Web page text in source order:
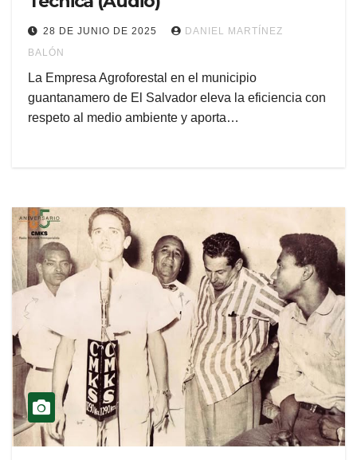
28 DE JUNIO DE 2025
DANIEL MARTÍNEZ
BALÓN
La Empresa Agroforestal en el municipio
guantanamero de El Salvador eleva la eficiencia con
respeto al medio ambiente y aporta…